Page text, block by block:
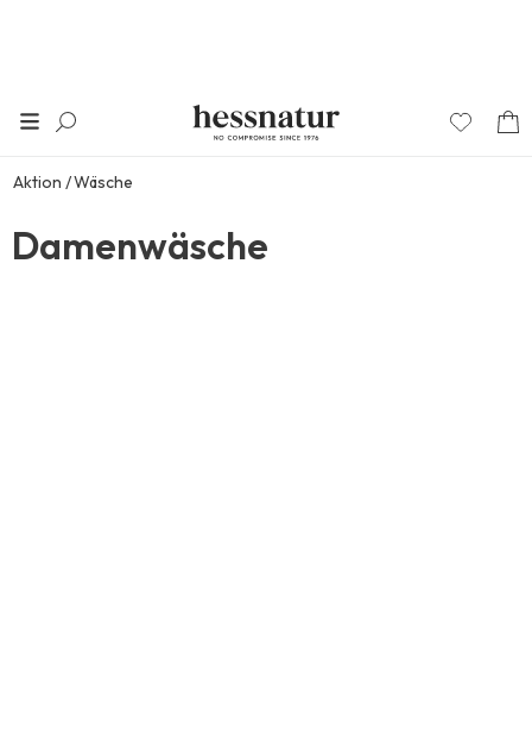
Aktion Wäsche
Damenwäsche